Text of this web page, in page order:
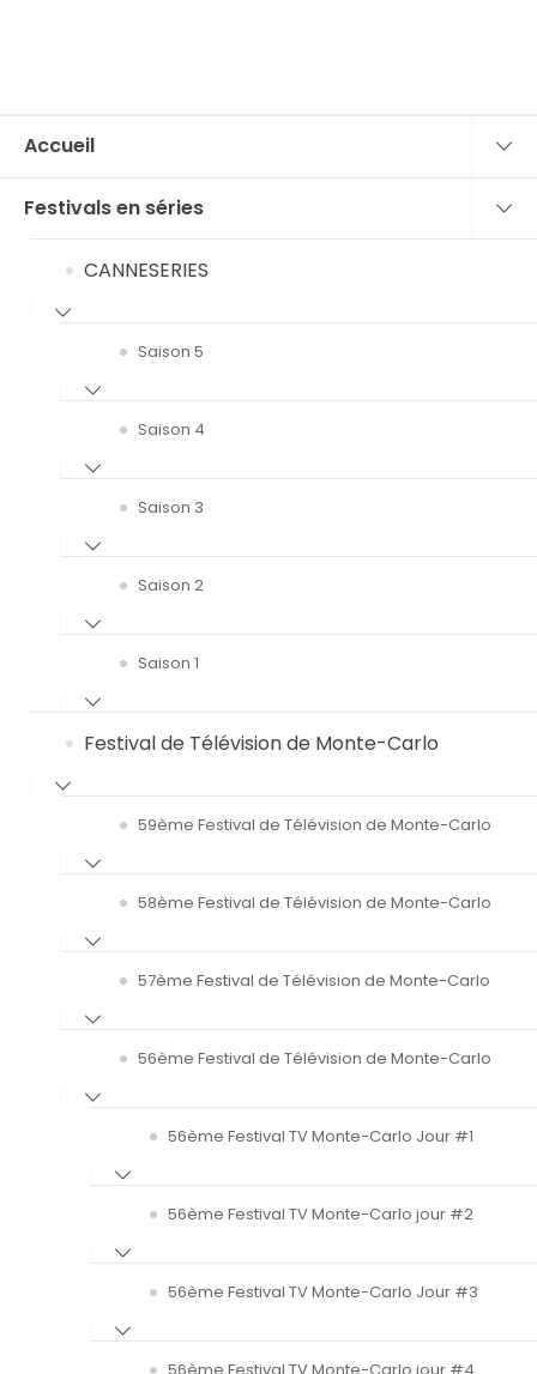
Accueil
Festivals en séries
CANNESERIES
Saison 5
Saison 4
Saison 3
Saison 2
Saison 1
Festival de Télévision de Monte-Carlo
59ème Festival de Télévision de Monte-Carlo
58ème Festival de Télévision de Monte-Carlo
57ème Festival de Télévision de Monte-Carlo
56ème Festival de Télévision de Monte-Carlo
56ème Festival TV Monte-Carlo Jour #1
56ème Festival TV Monte-Carlo jour #2
56ème Festival TV Monte-Carlo Jour #3